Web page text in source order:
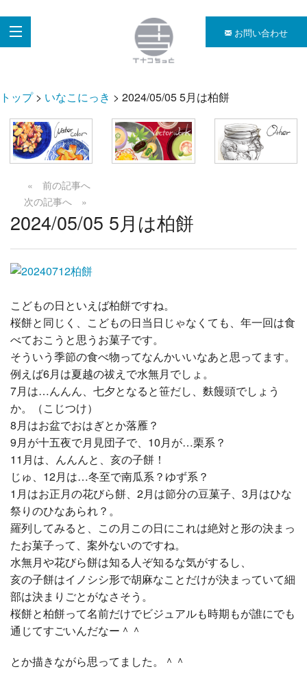
お問い合わせ
トップ> いなこにっき > 2024/05/05 5月は柏餅
« 前の記事へ
次の記事へ »
2024/05/05 5月は柏餅
こどもの日といえば柏餅ですね。
桜餅と同じく、こどもの日当日じゃなくても、年一回は食
べておこうと思うお菓子です。
そういう季節の食べ物ってなんかいいなあと思ってます。
例えば6月は夏越の祓えで水無月でしょ。
7月は…んんん、七夕となると笹だし、麩饅頭でしょう
か。（こじつけ）
8月はお盆でおはぎとか落雁？
9月が十五夜で月見団子で、10月が…栗系？
11月は、んんんと、亥の子餅！
じゅ、12月は…冬至で南瓜系？ゆず系？
1月はお正月の花びら餅、2月は節分の豆菓子、3月はひな
祭りのひなあられ？。
羅列してみると、この月この日にこれは絶対と形の決まっ
たお菓子って、案外ないのですね。
水無月や花びら餅は知る人ぞ知るな気がするし、
亥の子餅はイノシシ形で胡麻なことだけが決まっていて細
部は決まりごとがなさそう。
桜餅と柏餅って名前だけでビジュアルも時期もが誰にでも
通じてすごいんだなー＾＾
とか描きながら思ってました。＾＾